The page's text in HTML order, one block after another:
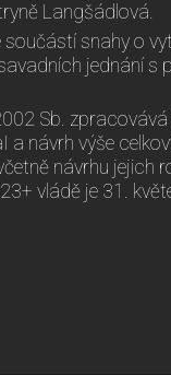
Langšádlová.
součástí snahy o
jednání s
Sb.
a návrh výše
návrhu jejich
vládě je 31.